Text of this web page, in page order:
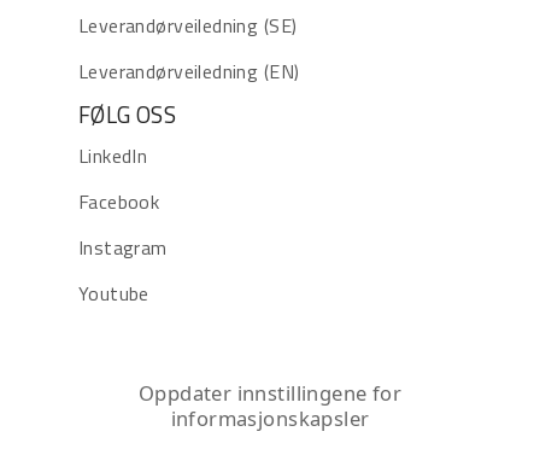
Leverandørveiledning (SE)
Leverandørveiledning (EN)
FØLG OSS
LinkedIn
Facebook
Instagram
Youtube
Oppdater innstillingene for
informasjonskapsler